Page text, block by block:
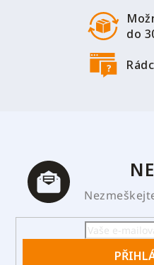
do